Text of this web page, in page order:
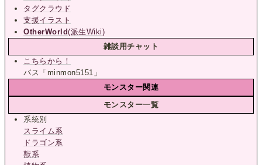
タグクラウド
支援イラスト
OtherWorld(派生Wiki)
雑談用チャット
こちらから！
パス「minmon5151」
モンスター関連
モンスター一覧
系統別
スライム系
ドラゴン系
獣系